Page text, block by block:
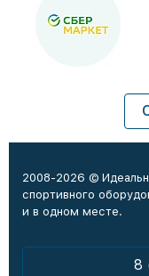
2008-2026 ©
спортивного
и в одном месте.
8